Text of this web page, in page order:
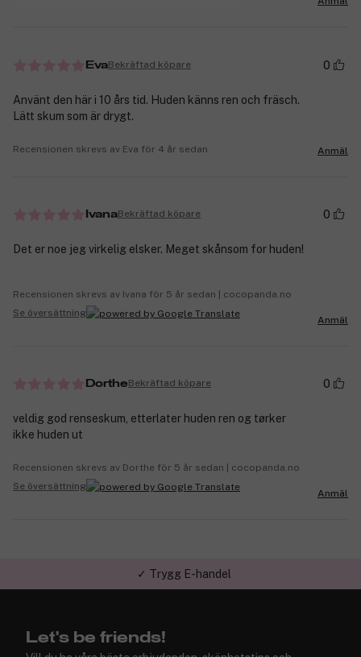
EvaBekräftad köpare 0
Använt den här i 10 års tid. Huden känns ren och fräsch.
Lätt skum som är drygt.
Recensionen skrevs av Eva för 4 år sedan Anmäl
IvanaBekräftad köpare 0
Det er noe jeg virkelig elsker. Meget skånsom for huden!
Recensionen skrevs av Ivana för 5 år sedan | cocopanda.no
Se översättning
Anmäl
DortheBekräftad köpare 0
veldig god renseskum, etterlater huden ren og tørker
ikke huden ut
Recensionen skrevs av Dorthe för 5 år sedan | cocopanda.no
Se översättning
Anmäl
✓ Trygg E-handel
Let's be friends!